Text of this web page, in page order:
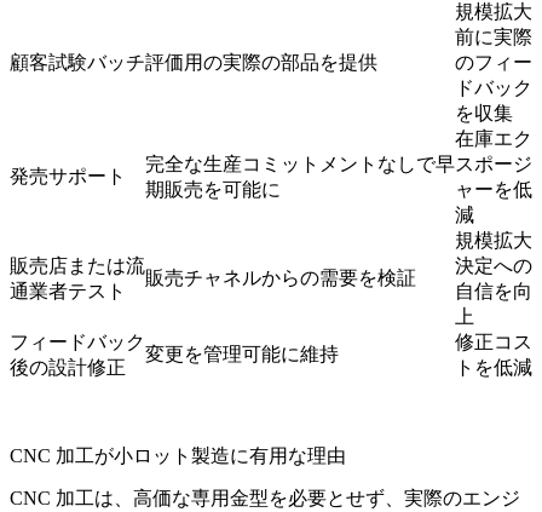
顧客試験バッチ評価用の実際の部品を提供
規模拡大
前に実際
のフィー
ドバック
を収集
発売サポート
完全な生産コミットメントなしで早
期販売を可能に
在庫エク
スポージ
ャーを低
減
販売店または流
通業者テスト
販売チャネルからの需要を検証
規模拡大
決定への
自信を向
上
フィードバック
後の設計修正
変更を管理可能に維持
修正コス
トを低減
CNC 加工が小ロット製造に有用な理由
CNC 加工は、高価な専用金型を必要とせず、実際のエンジ